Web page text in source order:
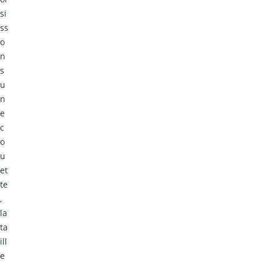
si
ss
o
n
s
u
n
e
c
o
u
et
te
,
la
ta
ill
e